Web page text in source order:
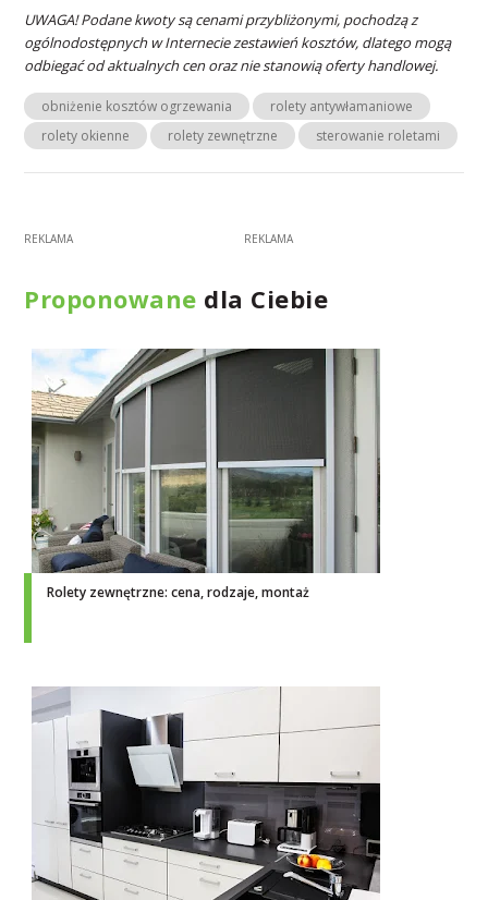
UWAGA! Podane kwoty są cenami przybliżonymi, pochodzą z
ogólnodostępnych w Internecie zestawień kosztów, dlatego mogą
odbiegać od aktualnych cen oraz nie stanowią oferty handlowej.
obniżenie kosztów ogrzewania
rolety antywłamaniowe
rolety okienne
rolety zewnętrzne sterowanie roletami
Proponowane dla Ciebie
Rolety zewnętrzne: cena, rodzaje, montaż